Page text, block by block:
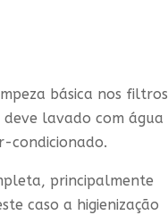
básica nos filtros
lavado com água
condicionado.
principalmente
caso a higienização